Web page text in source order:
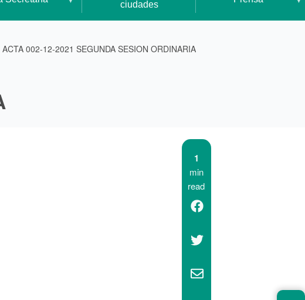
ciudades
ACTA 002-12-2021 SEGUNDA SESION ORDINARIA
1
min
read